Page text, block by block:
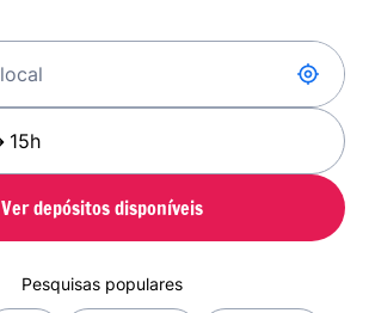
15h
Ver depósitos disponíveis
Pesquisas populares